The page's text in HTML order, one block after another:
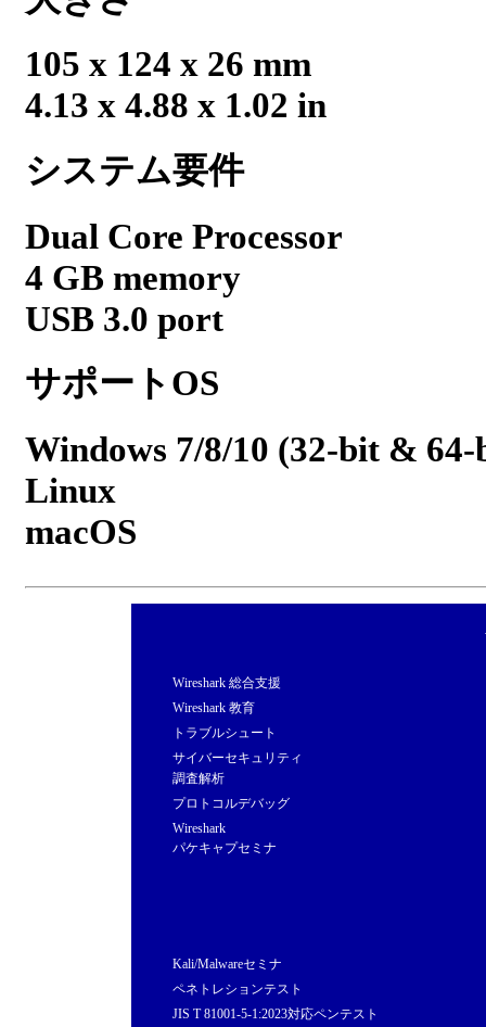
105 x 124 x 26 mm
4.13 x 4.88 x 1.02 in
システム要件
Dual Core Processor
4 GB memory
USB 3.0 port
サポートOS
Windows 7/8/10 (32-bit &
Linux
macOS
Wireshark 総合支援
Wireshark 教育
トラブルシュート
サイバーセキュリティ
調査解析
プロトコルデバッグ
Wireshark
パケキャプセミナ
Kali/Malwareセミナ
ペネトレションテスト
JIS T 81001-5-1:2023対応ペンテスト